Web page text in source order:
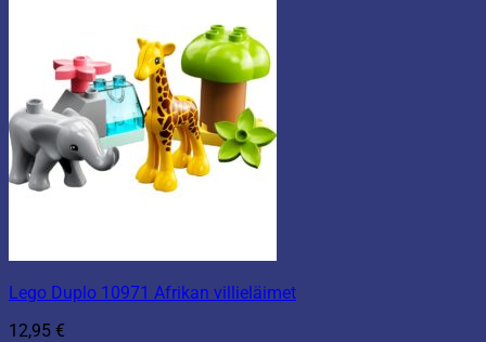
Lego Duplo 10971 Afrikan villieläimet
12,95 €